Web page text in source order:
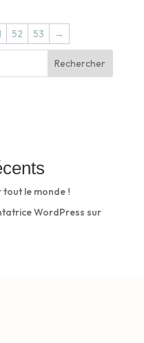
52 53 →
Rechercher
tout le monde !
WordPress sur